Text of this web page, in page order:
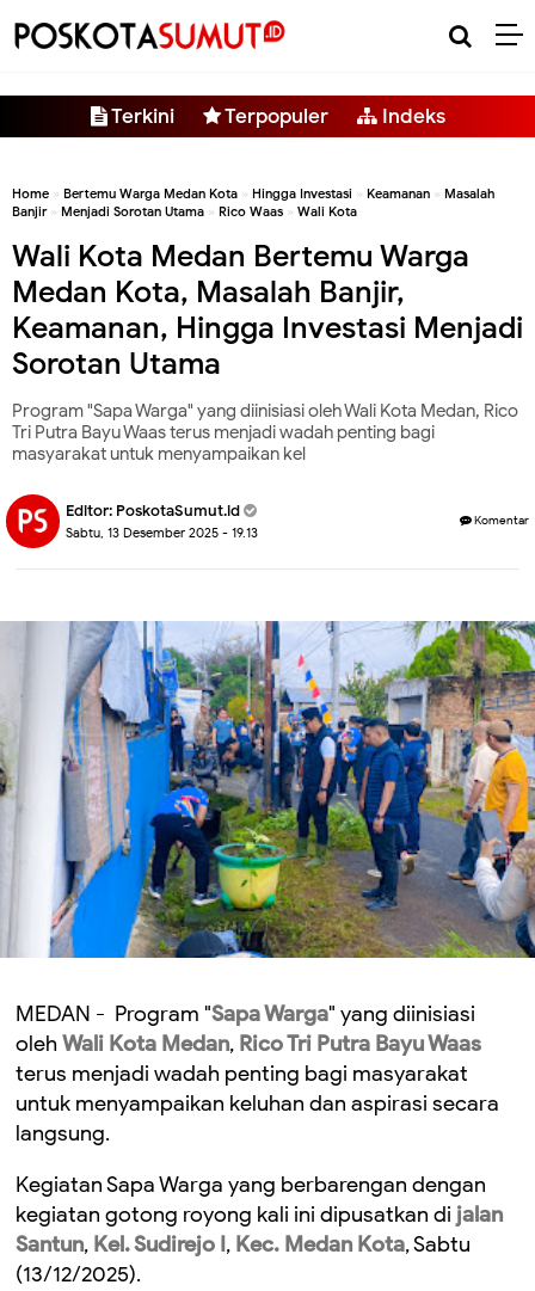
Terkini Terpopuler Indeks
Home » Bertemu Warga Medan Kota » Hingga Investasi » Keamanan » Masalah
Banjir» Menjadi Sorotan Utama » Rico Waas » Wali Kota
Wali Kota Medan Bertemu Warga
Medan Kota, Masalah Banjir,
Keamanan, Hingga Investasi Menjadi
Sorotan Utama
Program "Sapa Warga" yang diinisiasi oleh Wali Kota Medan, Rico
Tri Putra Bayu Waas terus menjadi wadah penting bagi
masyarakat untuk menyampaikan kel
Editor: PoskotaSumut.id
Sabtu, 13 Desember 2025 - 19.13
Komentar
MEDAN - Program "Sapa Warga" yang diinisiasi
olehWali Kota Medan, Rico Tri Putra Bayu Waas
terus menjadi wadah penting bagi masyarakat
untuk menyampaikan keluhan dan aspirasi secara
langsung.
Kegiatan Sapa Warga yang berbarengan dengan
kegiatan gotong royong kali ini dipusatkan di jalan
Santun, Kel. Sudirejo I, Kec. Medan Kota, Sabtu
(13/12/2025).